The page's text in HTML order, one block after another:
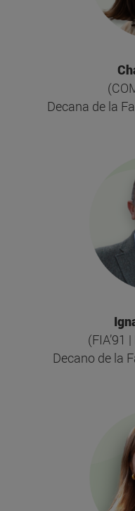
Decana de la
(FIA’91
Decano de la